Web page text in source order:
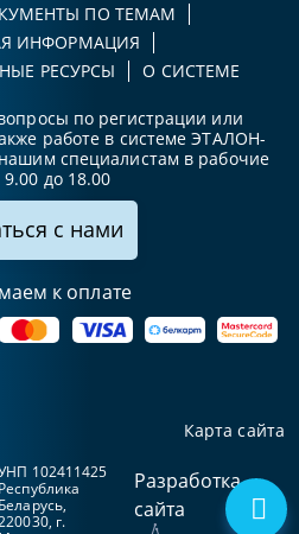
ПО ТЕМАМ
ИНФОРМАЦИЯ
РЕСУРСЫ
О СИСТЕМЕ
по регистрации или
работе в системе ЭТАЛОН-
специалистам в рабочие
9.00 до 18.00
с нами
к оплате
Карта сайта
102411425
Республика
Беларусь,
г.
Разработка
сайта